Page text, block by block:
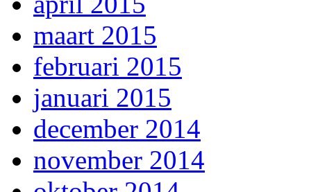
maart 2015
februari 2015
januari 2015
december 2014
november 2014